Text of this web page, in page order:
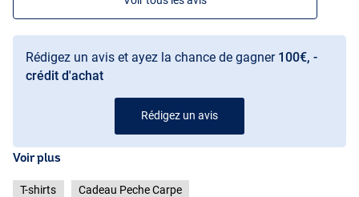
Rédigez un avis et ayez la chance de gagner 100€, -
crédit d'achat
Rédigez un avis
Voir plus
T-shirts Cadeau Peche Carpe